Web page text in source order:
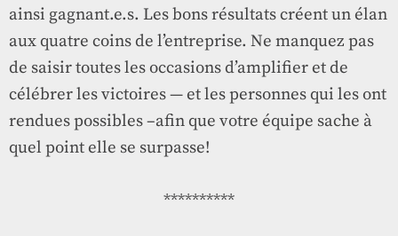
ainsi gagnant.e.s. Les bons résultats créent un élan
aux quatre coins de l’entreprise. Ne manquez pas
de saisir toutes les occasions d’amplifier et de
célébrer les victoires — et les personnes qui les ont
rendues possibles –afin que votre équipe sache à
quel point elle se surpasse!
**********